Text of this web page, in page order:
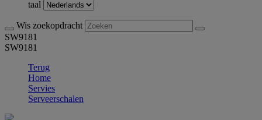
taal
Wis zoekopdracht
SW9181
SW9181
Terug
Home
Servies
Serveerschalen